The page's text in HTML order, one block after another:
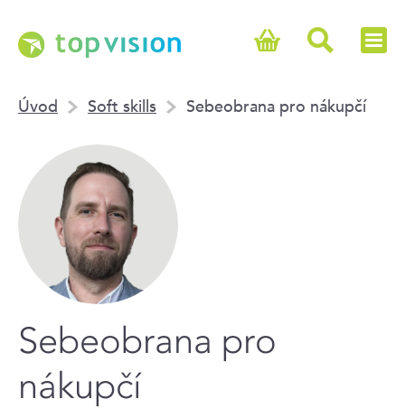
Úvod Soft skills Sebeobrana pro nákupčí
Sebeobrana pro
nákupčí